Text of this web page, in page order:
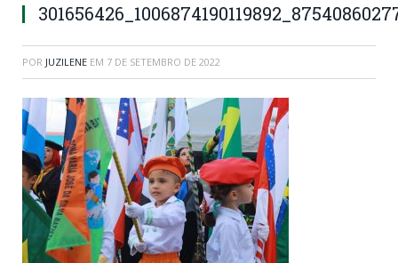
POR JUZILENE EM 7 DE SETEMBRO DE 2022